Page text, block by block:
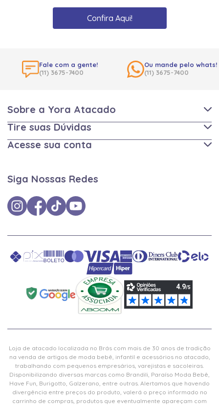
Confira Aqui!
Fale com a gente!
(11) 3675-7400
Ou mande pelo whats!
(11) 3675-7400
Sobre a Yora Atacado
Tire suas Dúvidas
Acesse sua conta
Siga Nossas Redes
Loja de atacado localizada no Brás com mais de 30 anos de tradição
na venda de artigos de moda bebê, infantil e acessórios no atacado,
trabalhando com pequenos empresários, varejistas e sacoleiras.
Disponibilizando diversas marcas como Brandili, Paraíso Moda Bebê,
Have Fun, Burigotto, Galzerano, entre outras. Alertamos que havendo
divergência entre preços do produto, valerá o preço informado no
carrinho de compras, produtos que eventualmente apareçam com